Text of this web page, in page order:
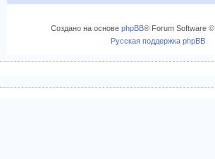
Создано на основе phpBB® Forum Software ©
Русская поддержка phpBB